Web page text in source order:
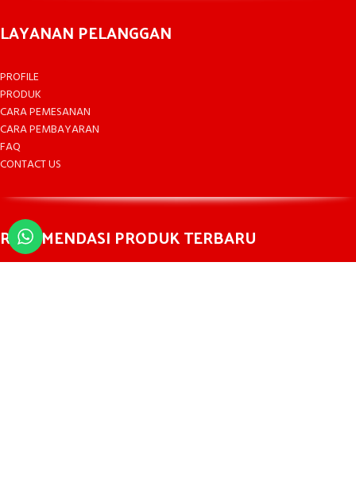
LAYANAN PELANGGAN
PROFILE
PRODUK
CARA PEMESANAN
CARA PEMBAYARAN
FAQ
CONTACT US
REKOMENDASI PRODUK TERBARU